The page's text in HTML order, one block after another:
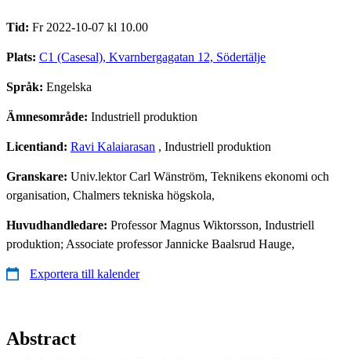
Tid: Fr 2022-10-07 kl 10.00
Plats: C1 (Casesal), Kvarnbergagatan 12, Södertälje
Språk: Engelska
Ämnesområde: Industriell produktion
Licentiand: Ravi Kalaiarasan , Industriell produktion
Granskare: Univ.lektor Carl Wänström, Teknikens ekonomi och
organisation, Chalmers tekniska högskola,
Huvudhandledare: Professor Magnus Wiktorsson, Industriell
produktion; Associate professor Jannicke Baalsrud Hauge,
Exportera till kalender
Abstract